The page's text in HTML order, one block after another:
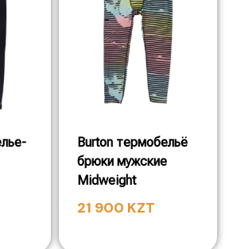
Burton термобельё
брюки мужские
Midweight
21 900 KZT